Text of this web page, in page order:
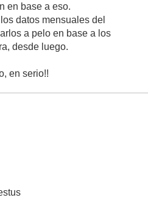
en base a eso.
datos mensuales del
a pelo en base a los
desde luego.
en serio!!